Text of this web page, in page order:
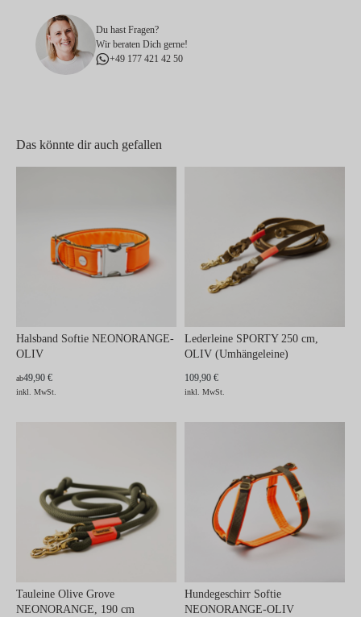
Du hast Fragen?
Wir beraten Dich gerne!
+49 177 421 42 50
Das könnte dir auch gefallen
Halsband Softie NEONORANGE-
OLIV
ab49,90 €
inkl. MwSt.
Lederleine SPORTY 250 cm,
OLIV (Umhängeleine)
109,90 €
inkl. MwSt.
Tauleine Olive Grove
NEONORANGE, 190 cm
Hundegeschirr Softie
NEONORANGE-OLIV